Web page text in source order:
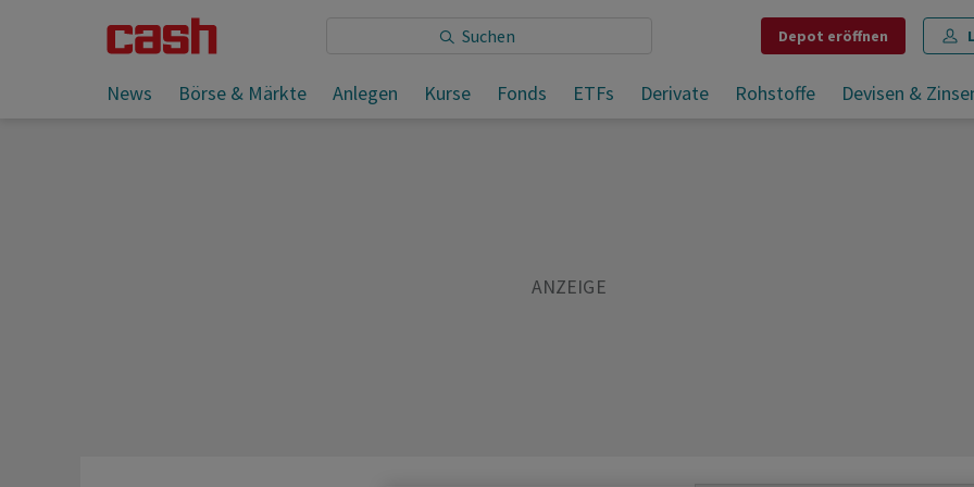
Depot eröffnen
News Börse & Märkte Anlegen Kurse Fonds ETFs Derivate Rohstoffe Devisen &
Sie lesen: Morning Briefing - International
Teilen Merken Drucken Kommentare